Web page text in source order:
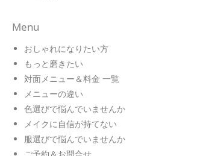
Menu
おしゃれになりたい方
もっと磨きたい
対面メニュー＆料金 一覧
メニューの違い
色選びで悩んでいませんか
メイクに自信が持てない
服選びで悩んでいませんか